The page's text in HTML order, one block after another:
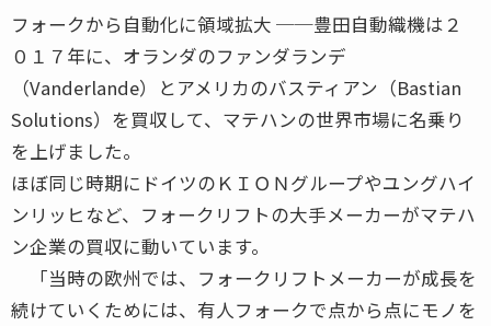
フォークから自動化に領域拡大 ──豊田自動織機は２
０１７年に、オランダのファンダランデ
（Vanderlande）とアメリカのバスティアン（Bastian
Solutions）を買収して、マテハンの世界市場に名乗り
を上げました。
ほぼ同じ時期にドイツのＫＩＯＮグループやユングハイ
ンリッヒなど、フォークリフトの大手メーカーがマテハ
ン企業の買収に動いています。
「当時の欧州では、フォークリフトメーカーが成長を
続けていくためには、有人フォークで点から点にモノを